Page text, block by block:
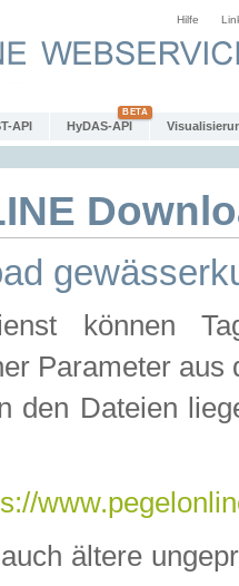
Hilfe
API HyDAS-API
können
Parameter aus
den Dateien
ältere